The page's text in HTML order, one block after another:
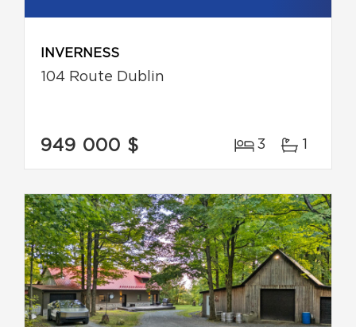
INVERNESS
104 Route Dublin
949 000 $ 3 1